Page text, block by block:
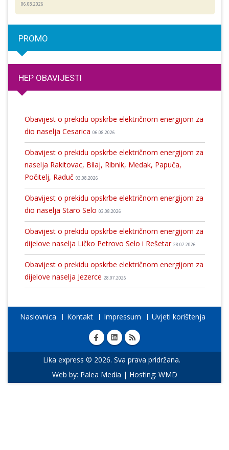
06.08.2026
PROMO
HEP OBAVIJESTI
Obavijest o prekidu opskrbe električnom energijom za
dio naselja Cesarica 06.08.2026
Obavijest o prekidu opskrbe električnom energijom za
naselja Rakitovac, Bilaj, Ribnik, Medak, Papuča,
Počitelj, Raduč 03.08.2026
Obavijest o prekidu opskrbe električnom energijom za
dio naselja Staro Selo 03.08.2026
Obavijest o prekidu opskrbe električnom energijom za
dijelove naselja Ličko Petrovo Selo i Rešetar 28.07.2026
Obavijest o prekidu opskrbe električnom energijom za
dijelove naselja Jezerce 28.07.2026
Naslovnica Kontakt Impressum Uvjeti korištenja
Lika express © 2026. Sva prava pridržana.
Web by: Palea Media | Hosting: WMD